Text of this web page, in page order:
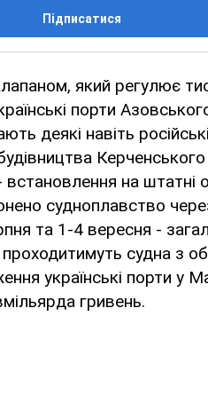
Підписатися
який регулює
порти
деякі навіть
на штатні
судноплавство
та 1-4 вересня -
судна з
українські порти у
гривень.